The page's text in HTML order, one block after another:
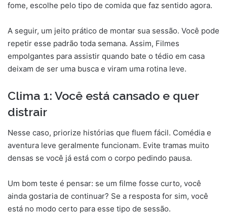
fome, escolhe pelo tipo de comida que faz sentido agora.
A seguir, um jeito prático de montar sua sessão. Você pode
repetir esse padrão toda semana. Assim, Filmes
empolgantes para assistir quando bate o tédio em casa
deixam de ser uma busca e viram uma rotina leve.
Clima 1: Você está cansado e quer
distrair
Nesse caso, priorize histórias que fluem fácil. Comédia e
aventura leve geralmente funcionam. Evite tramas muito
densas se você já está com o corpo pedindo pausa.
Um bom teste é pensar: se um filme fosse curto, você
ainda gostaria de continuar? Se a resposta for sim, você
está no modo certo para esse tipo de sessão.